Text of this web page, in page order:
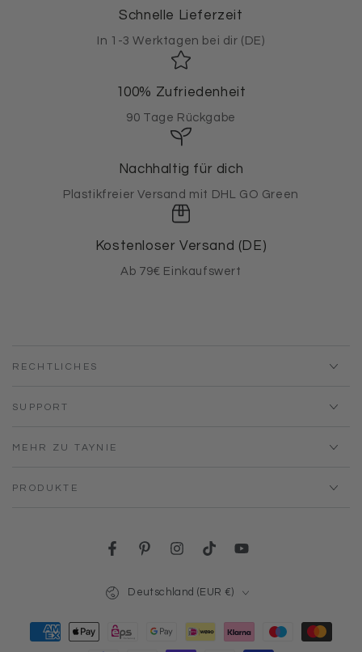
Schnelle Lieferzeit
In 1-3 Werktagen bei dir (DE)
100% Zufriedenheit
90 Tage Rückgabe
Nachhaltig für dich
Plastikfreier Versand mit DHL GO Green
Kostenloser Versand (DE)
Ab 79€ Einkaufswert
RECHTLICHES
SUPPORT
MEHR ZU TAYNIE
PRODUKTE
FacebookPinterestInstagram
TikTokYouTube
Deutschland (EUR €)
Zahlungsmöglichkeiten